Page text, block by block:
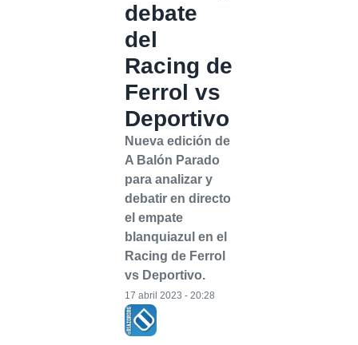
debate
del
Racing de
Ferrol vs
Deportivo
Nueva edición de
A Balón Parado
para analizar y
debatir en directo
el empate
blanquiazul en el
Racing de Ferrol
vs Deportivo.
17 abril 2023 - 20:28